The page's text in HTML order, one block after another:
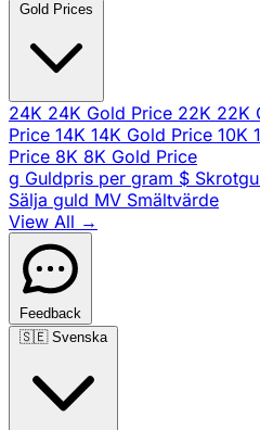
Gold Prices
24K 24K Gold Price 22K 22K
Price 14K 14K Gold Price 10K
Price 8K 8K Gold Price
g Guldpris per gram $
Sälja guld MV Smältvärde
View All →
Feedback
🇸🇪 Svenska